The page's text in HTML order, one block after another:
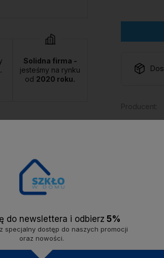
Solidna firma -
jesteśmy na rynku
od 2020 roku.
zapytaj
do newslettera i odbierz 5%
specjalny dostęp do naszych promocji
oraz nowości.